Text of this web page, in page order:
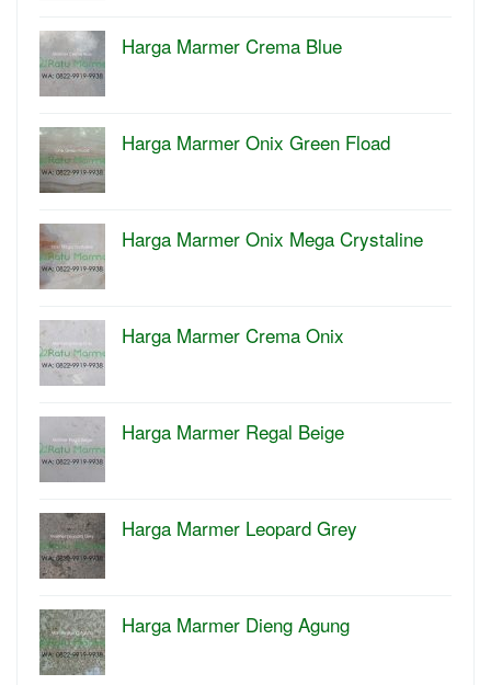
Harga Marmer Crema Blue
Harga Marmer Onix Green Fload
Harga Marmer Onix Mega Crystaline
Harga Marmer Crema Onix
Harga Marmer Regal Beige
Harga Marmer Leopard Grey
Harga Marmer Dieng Agung